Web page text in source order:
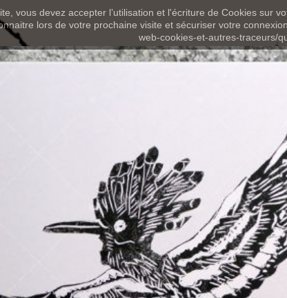
vous devez accepter l’utilisation et l'écriture de Cookies sur
lors de votre prochaine visite et sécuriser votre
web-cookies-et-autres-traceurs/